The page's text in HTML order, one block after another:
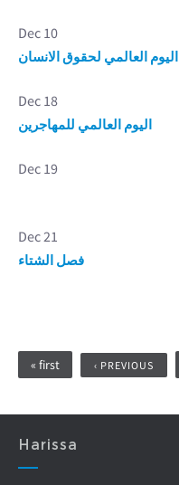
Dec 10
اليوم العالمي لحقوق الانسان
Dec 18
اليوم العالمي للمهاجرين
Dec 19
Dec 21
فصل الشتاء
Pages
« first ‹ PREVIOUS
Harissa